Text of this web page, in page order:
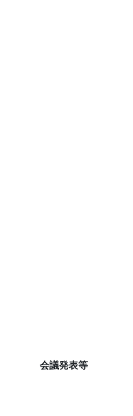
会議発表等